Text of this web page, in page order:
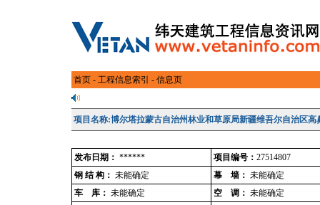
首页 - 工程信息索引 - 信息页
项目名称:博尔塔拉蒙古自治州林业和草原局新疆维吾尔自治区
发布日期： ****** 项目编号： 27514807
钢 结 构： 未能确定 幕 墙： 未能确定
车 库： 未能确定 空 调： 未能确定